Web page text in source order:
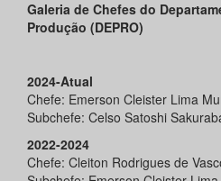
Galeria de Chefes do
Produção (DEPRO)
2024-Atual
Chefe: Emerson Cleister Lima
Subchefe: Celso Satoshi
2022-2024
Chefe: Cleiton Rodrigues de